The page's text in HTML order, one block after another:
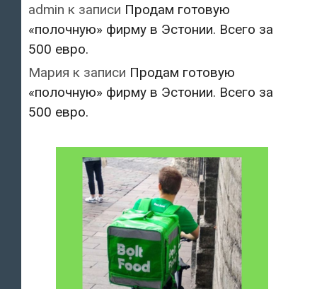
admin к записи Продам готовую
«полочную» фирму в Эстонии. Всего за
500 евро.
Мария к записи Продам готовую
«полочную» фирму в Эстонии. Всего за
500 евро.